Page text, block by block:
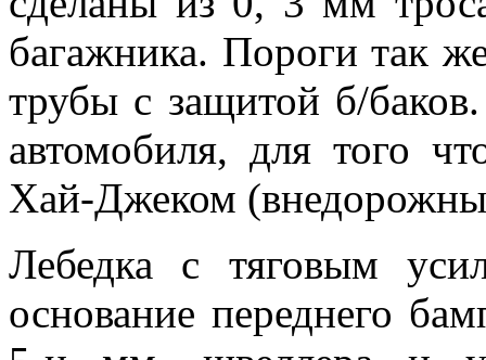
багажника. Пороги так
трубы с защитой б/
автомобиля, для того
Хай-Джеком
Лебедка с тяговым
основание переднего